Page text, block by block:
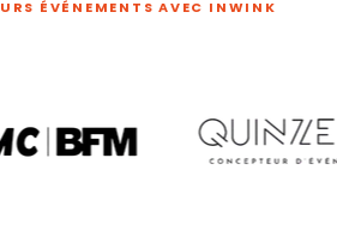
ÉVÉNEMENTS AVEC INWINK